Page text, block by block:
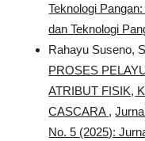
Teknologi
dan Teknologi
Rahayu Suseno,
PROSES
ATRIBUT FISIK,
CASCARA ,
No. 5 (2025):